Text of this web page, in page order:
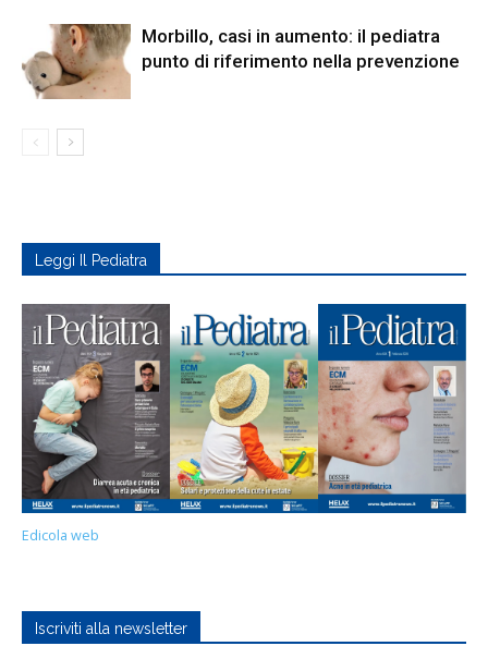
Morbillo, casi in aumento: il pediatra
punto di riferimento nella prevenzione
Leggi Il Pediatra
Edicola web
Iscriviti alla newsletter